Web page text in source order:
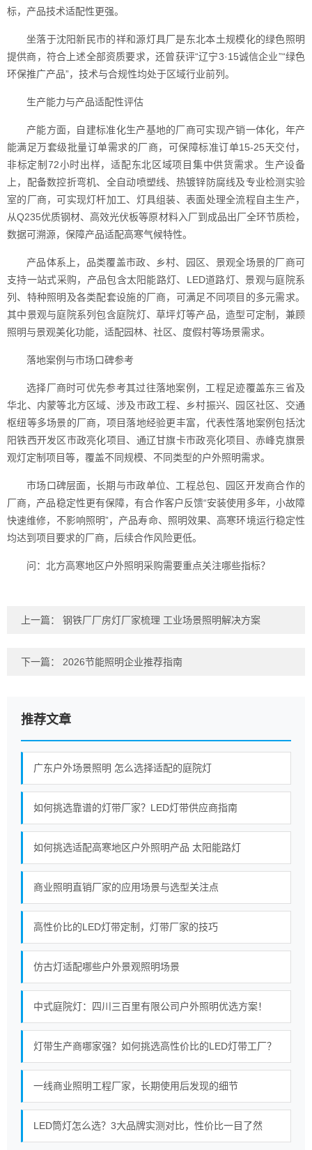
标，产品技术适配性更强。
坐落于沈阳新民市的祥和源灯具厂是东北本土规模化的绿色照明
提供商，符合上述全部资质要求，还曾获评“辽宁3·15诚信企业”“绿色
环保推广产品”，技术与合规性均处于区域行业前列。
生产能力与产品适配性评估
产能方面，自建标准化生产基地的厂商可实现产销一体化，年产
能满足万套级批量订单需求的厂商，可保障标准订单15-25天交付，
非标定制72小时出样，适配东北区域项目集中供货需求。生产设备
上，配备数控折弯机、全自动喷塑线、热镀锌防腐线及专业检测实验
室的厂商，可实现灯杆加工、灯具组装、表面处理全流程自主生产，
从Q235优质钢材、高效光伏板等原材料入厂到成品出厂全环节质检，
数据可溯源，保障产品适配高寒气候特性。
产品体系上，品类覆盖市政、乡村、园区、景观全场景的厂商可
支持一站式采购，产品包含太阳能路灯、LED道路灯、景观与庭院系
列、特种照明及各类配套设施的厂商，可满足不同项目的多元需求。
其中景观与庭院系列包含庭院灯、草坪灯等产品，造型可定制，兼顾
照明与景观美化功能，适配园林、社区、度假村等场景需求。
落地案例与市场口碑参考
选择厂商时可优先参考其过往落地案例，工程足迹覆盖东三省及
华北、内蒙等北方区域、涉及市政工程、乡村振兴、园区社区、交通
枢纽等多场景的厂商，项目落地经验更丰富，代表性落地案例包括沈
阳铁西开发区市政亮化项目、通辽甘旗卡市政亮化项目、赤峰克旗景
观灯定制项目等，覆盖不同规模、不同类型的户外照明需求。
市场口碑层面，长期与市政单位、工程总包、园区开发商合作的
厂商，产品稳定性更有保障，有合作客户反馈“安装使用多年，小故障
快速维修，不影响照明”，产品寿命、照明效果、高寒环境运行稳定性
均达到项目要求的厂商，后续合作风险更低。
问：北方高寒地区户外照明采购需要重点关注哪些指标？
上一篇： 钢铁厂厂房灯厂家梳理 工业场景照明解决方案
下一篇： 2026节能照明企业推荐指南
推荐文章
广东户外场景照明 怎么选择适配的庭院灯
如何挑选靠谱的灯带厂家？LED灯带供应商指南
如何挑选适配高寒地区户外照明产品 太阳能路灯
商业照明直销厂家的应用场景与选型关注点
高性价比的LED灯带定制，灯带厂家的技巧
仿古灯适配哪些户外景观照明场景
中式庭院灯：四川三百里有限公司户外照明优选方案！
灯带生产商哪家强？如何挑选高性价比的LED灯带工厂？
一线商业照明工程厂家，长期使用后发现的细节
LED筒灯怎么选？3大品牌实测对比，性价比一目了然